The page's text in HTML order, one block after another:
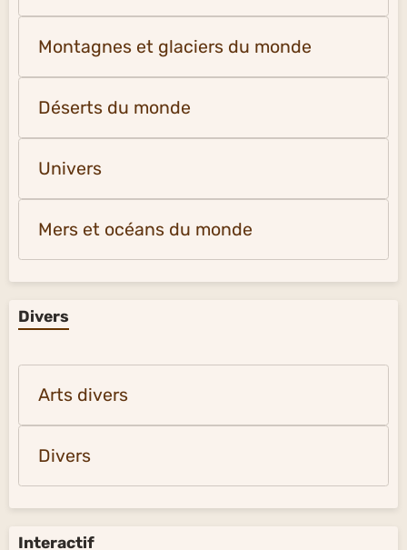
Montagnes et glaciers du monde
Déserts du monde
Univers
Mers et océans du monde
Divers
Arts divers
Divers
Interactif